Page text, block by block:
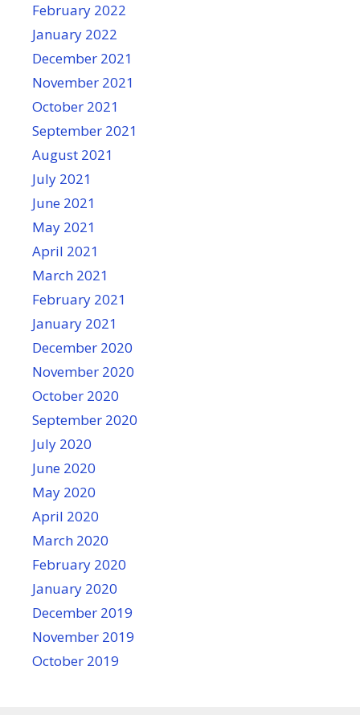
February 2022
January 2022
December 2021
November 2021
October 2021
September 2021
August 2021
July 2021
June 2021
May 2021
April 2021
March 2021
February 2021
January 2021
December 2020
November 2020
October 2020
September 2020
July 2020
June 2020
May 2020
April 2020
March 2020
February 2020
January 2020
December 2019
November 2019
October 2019